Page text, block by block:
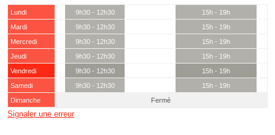
Lundi 9h30 - 12h30
15h - 19h
Mardi
9h30 - 12h30
15h - 19h
Mercredi
9h30 - 12h30
15h - 19h
Jeudi
9h30 - 12h30
15h - 19h
Vendredi
9h30 - 12h30
15h - 19h
Samedi
9h30 - 12h30
15h - 19h
Dimanche
Fermé
Signaler une erreur